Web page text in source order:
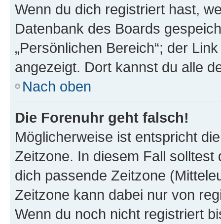
Wenn du dich registriert hast,
Datenbank des Boards
„Persönlichen Bereich“; der
angezeigt. Dort kannst du alle
Nach oben
Die Forenuhr geht falsch!
Möglicherweise ist entspricht
Zeitzone. In diesem Fall solltest
dich passende Zeitzone
Zeitzone kann dabei nur von
Wenn du noch nicht registriert